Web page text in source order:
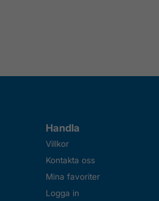
Handla
Villkor
Kontakta oss
Mina favoriter
Logga in